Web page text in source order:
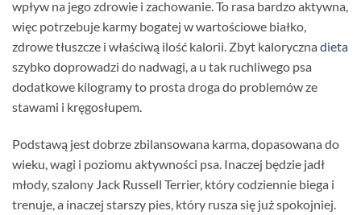
wpływ na jego zdrowie i zachowanie. To rasa bardzo aktywna,
więc potrzebuje karmy bogatej w wartościowe białko,
zdrowe tłuszcze i właściwą ilość kalorii. Zbyt kaloryczna dieta
szybko doprowadzi do nadwagi, a u tak ruchliwego psa
dodatkowe kilogramy to prosta droga do problemów ze
stawami i kręgosłupem.
Podstawą jest dobrze zbilansowana karma, dopasowana do
wieku, wagi i poziomu aktywności psa. Inaczej będzie jadł
młody, szalony Jack Russell Terrier, który codziennie biega i
trenuje, a inaczej starszy pies, który rusza się już spokojniej.